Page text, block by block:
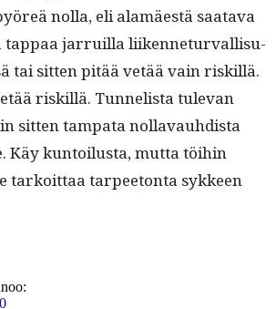
nol­la, eli alamäestä saata­va
tap­paa jar­ruil­la liiken­netur­val­lisu­
tai sit­ten pitää vetää vain riskil­lä.
riskil­lä. Tun­nelista tule­van
sit­ten tam­pa­ta nollavauhdista
Käy kun­toilus­ta, mut­ta töi­hin
tarkoit­taa tarpee­ton­ta syk­keen